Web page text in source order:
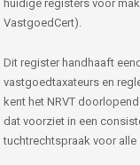
huidige registers voor
VastgoedCert).
Dit register handhaaft
vastgoedtaxateurs en
kent het NRVT
dat voorziet in een
tuchtrechtspraak voor